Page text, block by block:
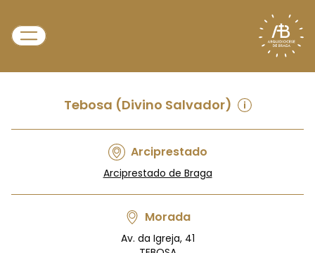
Tebosa (Divino Salvador)
Arciprestado
Arciprestado de Braga
Morada
Av. da Igreja, 41